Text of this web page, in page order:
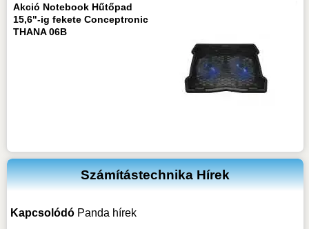
Akció Notebook Hűtőpad
15,6"-ig fekete Conceptronic
THANA 06B
Számítástechnika Hírek
Kapcsolódó Panda hírek